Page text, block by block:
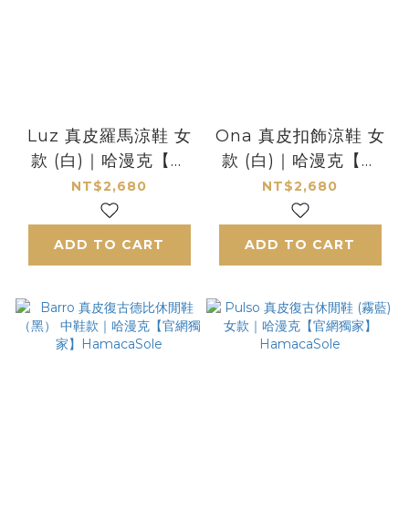
Luz 真皮羅馬涼鞋 女
款 (白)｜哈漫克【官
網獨家】
HamacaSole
NT$2,680
ADD TO CART
Ona 真皮扣飾涼鞋 女
款 (白)｜哈漫克【官
網獨家】
HamacaSole
NT$2,680
ADD TO CART